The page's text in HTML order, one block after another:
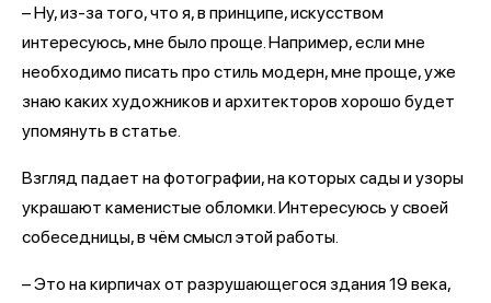
– Ну, из-за того, что я, в принципе, искусством
интересуюсь, мне было проще. Например, если мне
необходимо писать про стиль модерн, мне проще, уже
знаю каких художников и архитекторов хорошо будет
упомянуть в статье.
Взгляд падает на фотографии, на которых сады и узоры
украшают каменистые обломки. Интересуюсь у своей
собеседницы, в чём смысл этой работы.
– Это на кирпичах от разрушающегося здания 19 века,